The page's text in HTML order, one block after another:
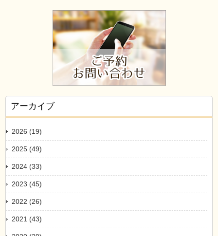
アーカイブ
2026 (19)
2025 (49)
2024 (33)
2023 (45)
2022 (26)
2021 (43)